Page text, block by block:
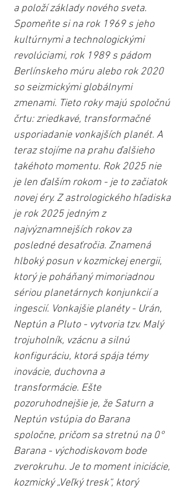
a položí základy nového sveta.
Spomeňte si na rok 1969 s jeho
kultúrnymi a technologickými
revolúciami, rok 1989 s pádom
Berlínskeho múru alebo rok 2020
so seizmickými globálnymi
zmenami. Tieto roky majú spoločnú
črtu: zriedkavé, transformačné
usporiadanie vonkajších planét. A
teraz stojíme na prahu ďalšieho
takéhoto momentu. Rok 2025 nie
je len ďalším rokom - je to začiatok
novej éry. Z astrologického hľadiska
je rok 2025 jedným z
najvýznamnejších rokov za
posledné desaťročia. Znamená
hlboký posun v kozmickej energii,
ktorý je poháňaný mimoriadnou
sériou planetárnych konjunkcií a
ingescií. Vonkajšie planéty - Urán,
Neptún a Pluto - vytvoria tzv. Malý
trojuholník, vzácnu a silnú
konfiguráciu, ktorá spája témy
inovácie, duchovna a
transformácie. Ešte
pozoruhodnejšie je, že Saturn a
Neptún vstúpia do Barana
spoločne, pričom sa stretnú na 0°
Barana - východiskovom bode
zverokruhu. Je to moment iniciácie,
kozmický „Veľký tresk“, ktorý